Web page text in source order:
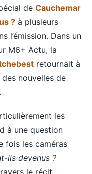
de Cauchemar
? à plusieurs
l’émission. Dans un
M6+ Actu, la
retournait à
nouvelles de
les
à une question
fois les caméras
ils devenus ?
le récit